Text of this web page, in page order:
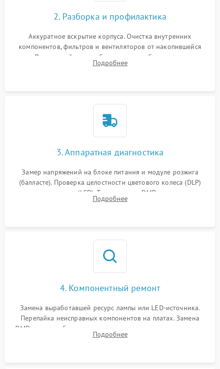
2. Разборка и профилактика
Аккуратное вскрытие корпуса. Очистка внутренних
компонентов, фильтров и вентиляторов от накопившейся
пыли. Визуальный осмотр блока питания, балласта лампы и
материнской платы на наличие прогаров или вздутых
Подробнее
3. Аппаратная диагностика
Замер напряжений на блоке питания и модуле розжига
(балласте). Проверка целостности цветового колеса (DLP)
или поляризаторов (LCD). Тестирование DMD-чипа, датчиков
температуры и оптопар с помощью мультиметра и
Подробнее
4. Компонентный ремонт
Замена выработавшей ресурс лампы или LED-источника.
Перепайка неисправных компонентов на платах. Замена
DMD-чипа при битых пикселях, установка нового цветового
колеса или восстановление сгоревших поляризационных
Подробнее